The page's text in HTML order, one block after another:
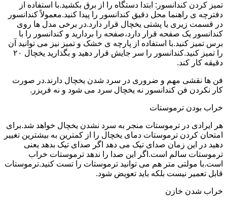
تمیز کردن کندانسور: ابتدا دستگاه را از برق بکشید.با استفاده از
دفترچه ی راهنما محل دقیق کندانسور را پیدا کنید.معمولاً کندانسور
در قسمت زیری یا پشتی یخچال قرار دارد.در برخی مدل ها روی
کندانسور یک صفحه قرار دارد،صفحه را بردارید و کندانسور را با
برس تمیز کنید.با استفاده از پارچه ی خشک و تمیز نیز می توانید آن
را تمیز کنید.کندانسور را سر جایش قرار دهید و بگذارید یخچال ۲۰
دقیقه کار کند.
فن ها نقشی مهم و ضروری در سرد شدن یخچال دارند.در صورت
کار نکردن فن کندانسور نه یخچال سرد می شود و نه فریزر.
خراب بودن ترموستات
هر ایرادی در ترموستات منجر به سرد نشدن یخچال خواهد شد.برای
امتحان کردن ترموستات دمای یخچال را از کمترین به بیشترین تغییر
دهید در این زمان صدای تیک می دهد اگر صدای تیک بدهد یعنی
ترموستات سالم است.اگر این صدا را ندهد ترموستات خراب
است.با مولتی متر هم می توانید ترموستات را تست کنید.ترموستات
قابل تعمیر نیست بلکه باید تعویض شود.
خراب شدن خازن